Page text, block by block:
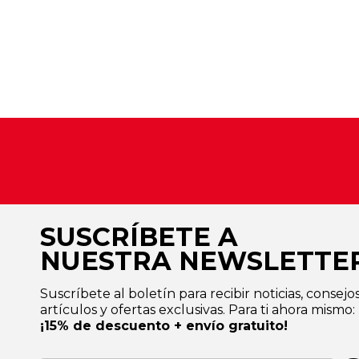
SUSCRÍBETE A
NUESTRA
Suscríbete al boletín para recibir noticias,
artículos y ofertas exclusivas. Para ti ahora mismo:
¡15% de descuento + envío gratuito!